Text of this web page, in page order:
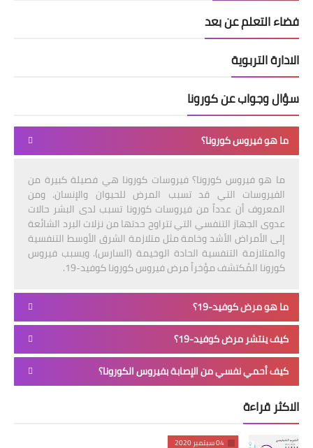
فضاء التعلم عن بعد
الادارة التربوية
سؤال وجواب عن كورونا
ما هو فيروس كورونا؟
ما هو فيروس كورونا؟ فيروسات كورونا هي فصيلة كبيرة من
الفيروسات التي قد تسبب المرض للحيوان والإنسان. ومن
المعروف أن عدداً من فيروسات كورونا تسبب لدى البشر حالات
عدوى الجهاز التنفسي التي تتراوح حدتها من نزلات البرد الشائعة
إلى الأمراض الأشد وخامة مثل متلازمة الشرق الأوسط التنفسية
والمتلازمة التنفسية الحادة الوخيمة (السارس). ويسبب فيروس
كورونا المُكتشف مؤخراً مرض فيروس كورونا كوفيد-19.
ما هو مرض كوفيد-19؟
كيف ينتشر مرض كوفيد-19؟
كيف أحمي نفسي من الإصابة بفيروس الكورونا؟
الاكثر قراءة
04 سبتمبر 2020